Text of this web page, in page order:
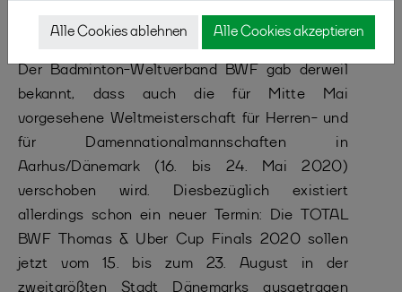
fassen.“
Der Badminton-Weltverband BWF gab derweil
bekannt, dass auch die für Mitte Mai
vorgesehene Weltmeisterschaft für Herren- und
für Damennationalmannschaften in
Aarhus/Dänemark (16. bis 24. Mai 2020)
verschoben wird. Diesbezüglich existiert
allerdings schon ein neuer Termin: Die TOTAL
BWF Thomas & Uber Cup Finals 2020 sollen
jetzt vom 15. bis zum 23. August in der
zweitgrößten Stadt Dänemarks ausgetragen
Alle Cookies ablehnen Alle Cookies akzeptieren